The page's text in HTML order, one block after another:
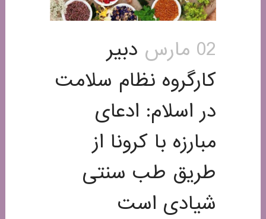
02 مارس
دبیر
کارگروه نظام سلامت
در اسلام: ادعای
مبارزه با کرونا از
طریق طب سنتی
شیادی است